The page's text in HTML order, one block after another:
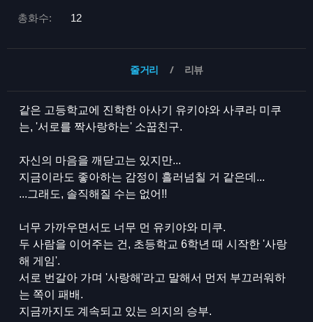
총화수: 12
줄거리 리뷰
같은 고등학교에 진학한 아사기 유키야와 사쿠라 미쿠
는, '서로를 짝사랑하는' 소꿉친구.
자신의 마음을 깨닫고는 있지만...
지금이라도 좋아하는 감정이 흘러넘칠 거 같은데...
...그래도, 솔직해질 수는 없어!!
너무 가까우면서도 너무 먼 유키야와 미쿠.
두 사람을 이어주는 건, 초등학교 6학년 때 시작한 '사랑
해 게임'.
서로 번갈아 가며 '사랑해'라고 말해서 먼저 부끄러워하
는 쪽이 패배.
지금까지도 계속되고 있는 의지의 승부.